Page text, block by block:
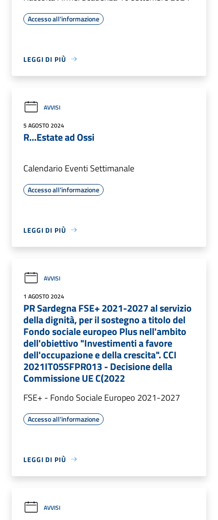
Accesso all'informazione
LEGGI DI PIÙ
AVVISI
5 AGOSTO 2024
R...Estate ad Ossi
Calendario Eventi Settimanale
Accesso all'informazione
LEGGI DI PIÙ
AVVISI
1 AGOSTO 2024
PR Sardegna FSE+ 2021-2027 al servizio
della dignità, per il sostegno a titolo del
Fondo sociale europeo Plus nell'ambito
dell'obiettivo "Investimenti a favore
dell'occupazione e della crescita". CCI
2021IT05SFPR013 - Decisione della
Commissione UE C(2022
FSE+ - Fondo Sociale Europeo 2021-2027
Accesso all'informazione
LEGGI DI PIÙ
AVVISI